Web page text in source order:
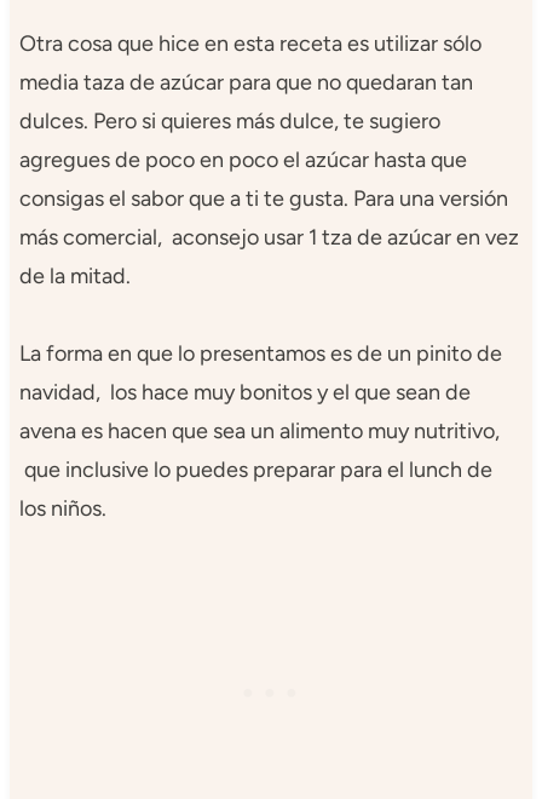
Otra cosa que hice en esta receta es utilizar sólo
media taza de azúcar para que no quedaran tan
dulces. Pero si quieres más dulce, te sugiero
agregues de poco en poco el azúcar hasta que
consigas el sabor que a ti te gusta. Para una versión
más comercial, aconsejo usar 1 tza de azúcar en vez
de la mitad.
La forma en que lo presentamos es de un pinito de
navidad, los hace muy bonitos y el que sean de
avena es hacen que sea un alimento muy nutritivo,
que inclusive lo puedes preparar para el lunch de
los niños.